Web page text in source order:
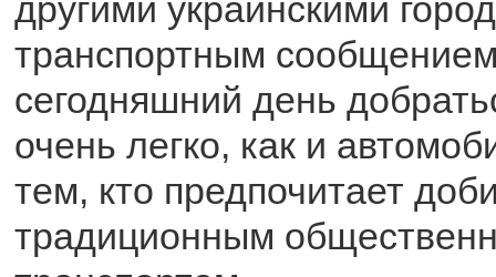
другими украинскими
транспортным
сегодняшний день
очень легко, как и
тем, кто предпочитает
традиционным